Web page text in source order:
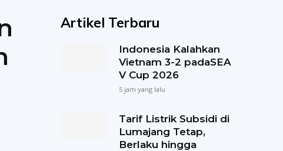
Artikel Terbaru
Indonesia Kalahkan
Vietnam 3-2 padaSEA
V Cup 2026
5 jam yang lalu
Tarif Listrik Subsidi di
Lumajang Tetap,
Berlaku hingga